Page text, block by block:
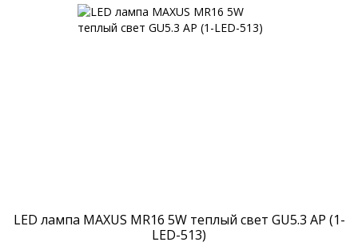
LED лампа MAXUS MR16 5W теплый свет GU5.3 AP (1-
LED-513)